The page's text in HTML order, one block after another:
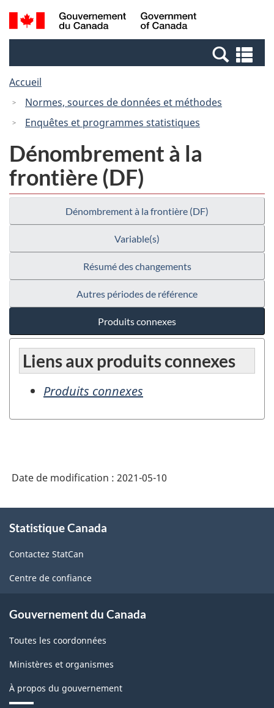
Passer
au
Passer
à
Canada
Recherche
et
et
Accueil
Normes, sources de données et méthodes
Enquêtes et programmes statistiques
Dénombrement à la
frontière (DF)
Dénombrement à la frontière (DF)
Variable(s)
Résumé des changements
Autres périodes de référence
Produits connexes
Liens aux produits connexes
Produits connexes
Date de modification : 2021-05-10
propos
ce
site
Statistique Canada
Contactez StatCan
Centre de confiance
Gouvernement du Canada
Toutes les coordonnées
Ministères et organismes
À propos du gouvernement